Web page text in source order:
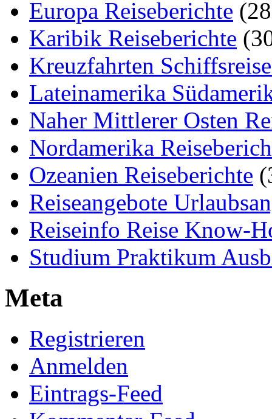
Europa Reiseberichte
Karibik Reiseberichte
Kreuzfahrten
Lateinamerika
Naher Mittlerer Osten
Nordamerika
Ozeanien Reiseberichte
Reiseangebote
Reiseinfo Reise Know-
Studium Praktikum
Meta
Registrieren
Anmelden
Eintrags-Feed